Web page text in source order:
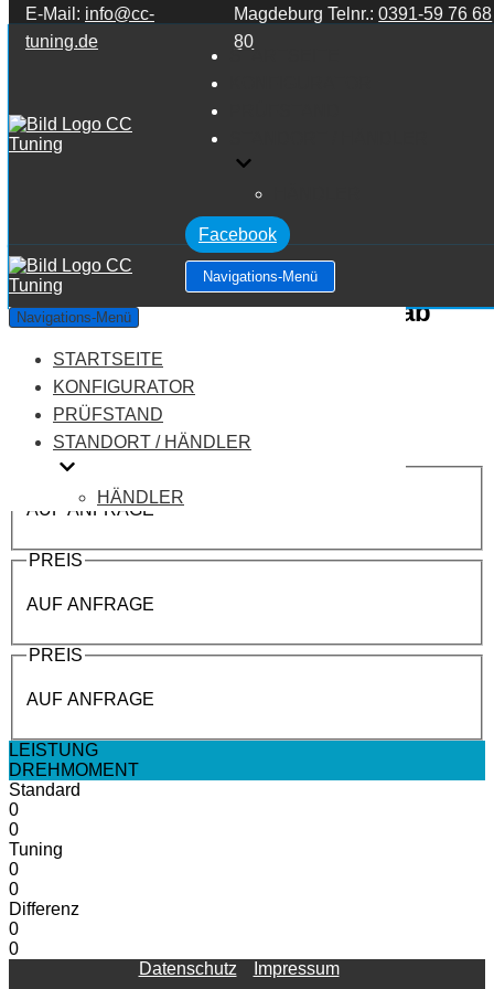
Zum Inhalt springen
E-Mail: info@cc-
tuning.de
Magdeburg Telnr.:0391-59 76 68
80
STARTSEITE
Facebook
Navigations-Menü
Navigations-Menü
STARTSEITE
KONFIGURATOR
PRÜFSTAND
STANDORT / HÄNDLER
HÄNDLER
Mercedes Benz E Klasse W213 ab
2020 E Klasse 63 AMG S
Leistung:612 PS
Drehmoment:900 NM
Motortyp:Benziner
PREIS
AUF ANFRAGE
PREIS
AUF ANFRAGE
PREIS
AUF ANFRAGE
LEISTUNG
DREHMOMENT
Standard
0
0
Tuning
0
0
Differenz
0
0
Datenschutz
Impressum